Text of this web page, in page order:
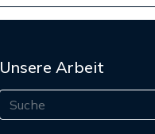
Unsere Arbeit